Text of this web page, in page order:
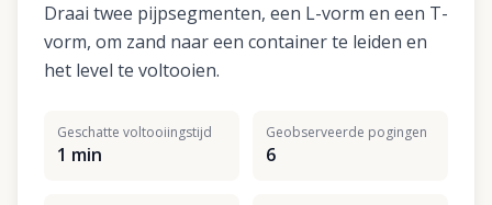
Draai twee pijpsegmenten, een L-vorm en een T-
vorm, om zand naar een container te leiden en
het level te voltooien.
Geschatte voltooiingstijd
1 min
Geobserveerde pogingen
6